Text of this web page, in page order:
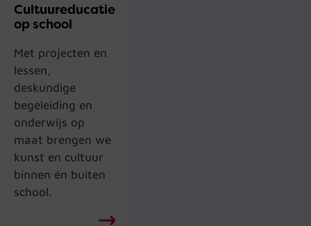
Cultuureducatie
op school
Met projecten en
lessen,
deskundige
begeleiding en
onderwijs op
maat brengen we
kunst en cultuur
binnen én buiten
school.